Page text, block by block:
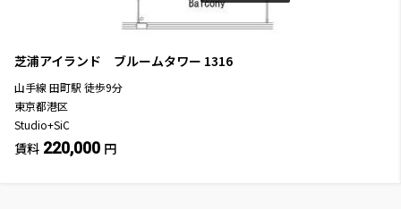
芝浦アイランド ブルームタワー 1316
山手線 田町駅 徒歩9分
東京都港区
Studio+SiC
賃料 220,000 円